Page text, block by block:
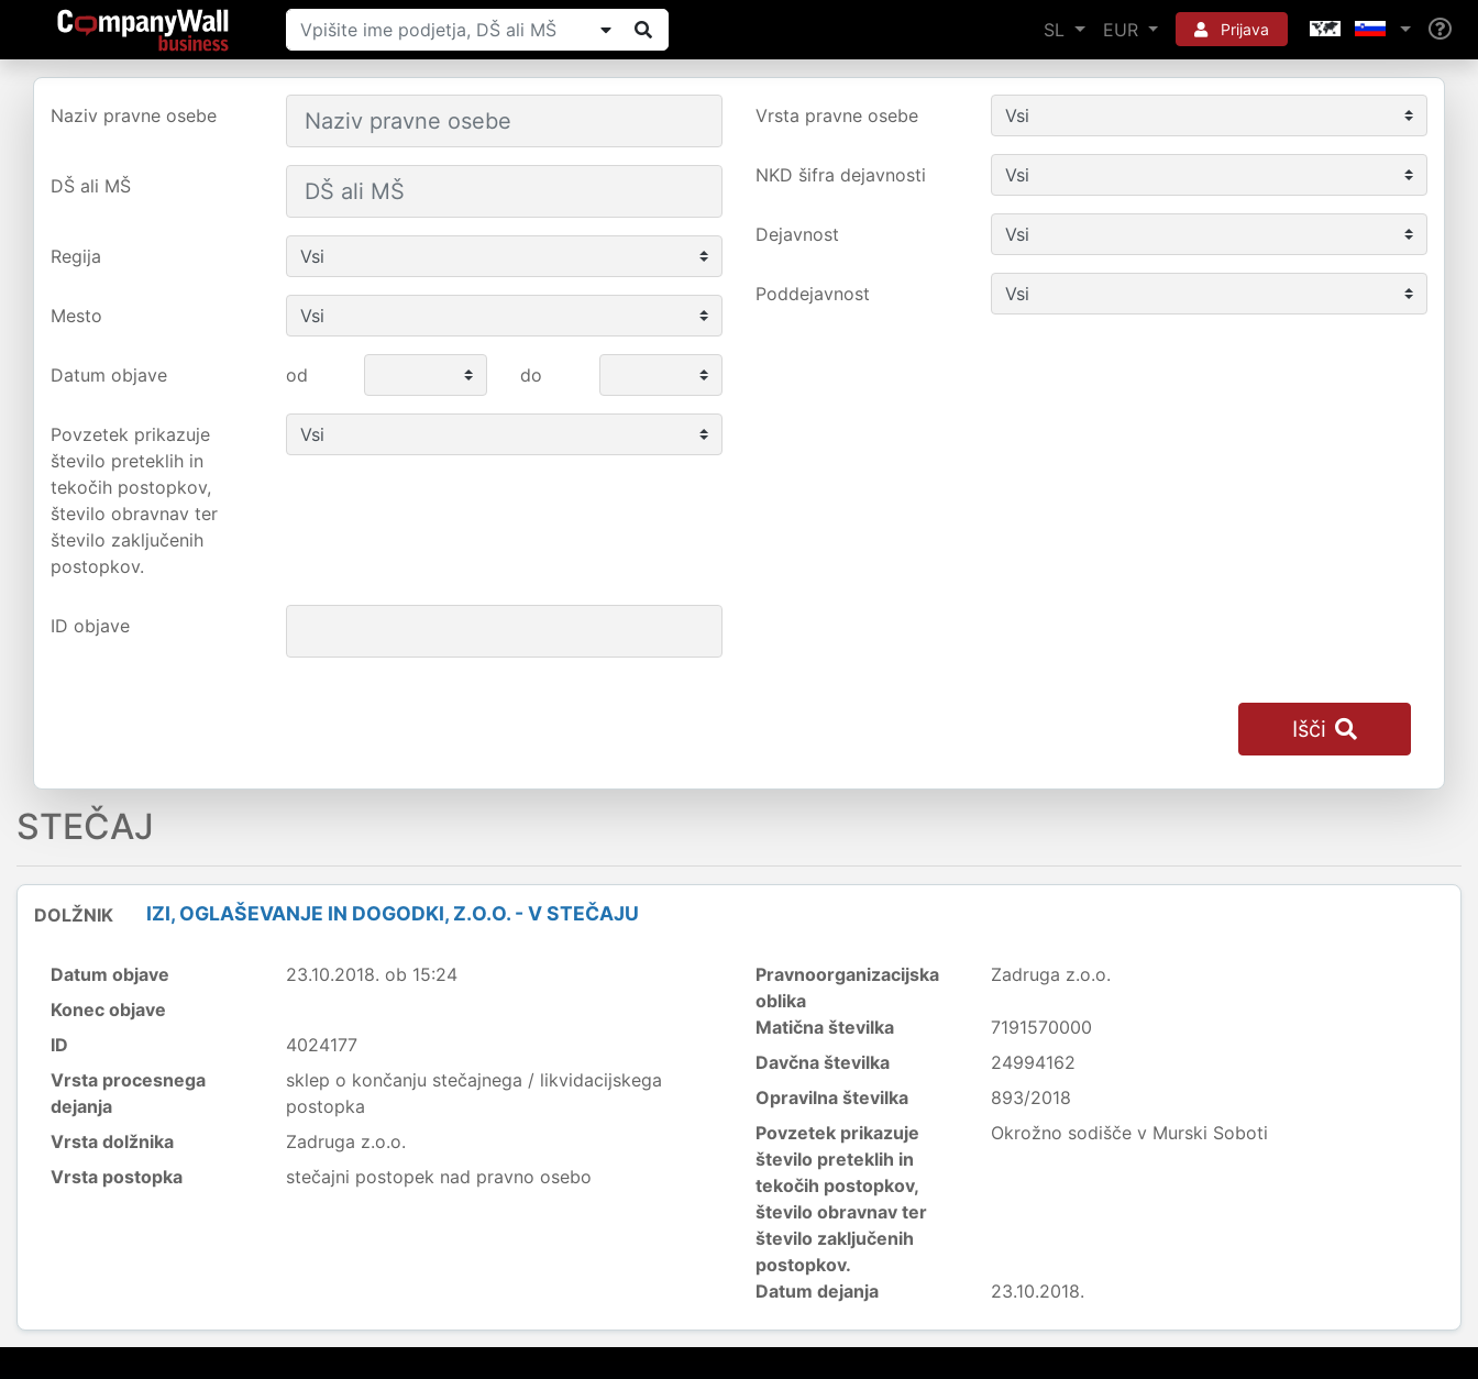
SL EUR Prijava
Naziv pravne osebe
DŠ ali MŠ
Regija
Mesto
Vrsta pravne osebe
NKD šifra dejavnosti
Dejavnost
Poddejavnost
Datum objave od do
Povzetek prikazuje
število preteklih in
tekočih postopkov,
število obravnav ter
število zaključenih
postopkov.
ID objave
Išči
STEČAJ
DOLŽNIK IZI, OGLAŠEVANJE IN DOGODKI, Z.O.O. - V STEČAJU
Datum objave
23.10.2018. ob 15:24
Konec objave
ID
4024177
Vrsta procesnega
dejanja
sklep o končanju stečajnega / likvidacijskega
postopka
Vrsta dolžnika
Zadruga z.o.o.
Vrsta postopka
stečajni postopek nad pravno osebo
Pravnoorganizacijska
oblika
Zadruga z.o.o.
Matična številka
7191570000
Davčna številka
24994162
Opravilna številka
893/2018
Povzetek prikazuje
število preteklih in
tekočih postopkov,
število obravnav ter
število zaključenih
postopkov.
Okrožno sodišče v Murski Soboti
Datum dejanja 23.10.2018.